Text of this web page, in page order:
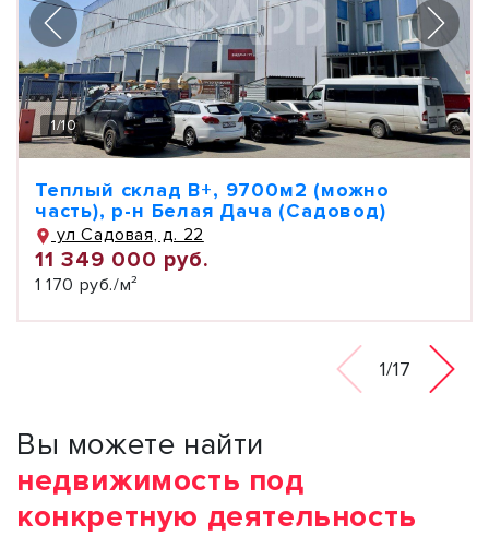
1/10
Теплый склад В+, 9700м2 (можно
часть), р-н Белая Дача (Садовод)
ул Садовая, д. 22
11 349 000 руб.
1 170 руб./м²
1/17
Вы можете найти
недвижимость под
конкретную деятельность